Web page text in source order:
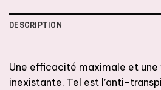
DESCRIPTION
Une efficacité maximale et une
inexistante. Tel est l’anti-